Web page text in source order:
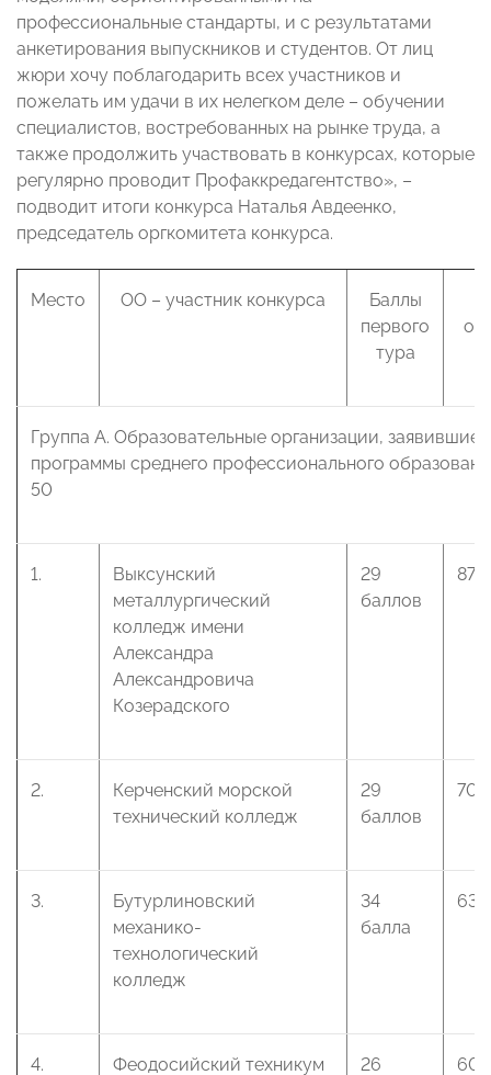
профессиональные стандарты, и с результатами
анкетирования выпускников и студентов. От лиц
жюри хочу поблагодарить всех участников и
пожелать им удачи в их нелегком деле – обучении
специалистов, востребованных на рынке труда, а
также продолжить участвовать в конкурсах, которые
регулярно проводит Профаккредагентство», –
подводит итоги конкурса Наталья Авдеенко,
председатель оргкомитета конкурса.
Место ОО – участник конкурса
Баллы
первого
тура
Группа А. Образовательные организации, заявившие
программы среднего профессионального
50
1.
Выксунский
металлургический
колледж имени
Александра
Александровича
Козерадского
29
баллов
87
2.
Керченский морской
технический колледж
29
баллов
70
3.
Бутурлиновский
механико-
технологический
колледж
34
балла
63
4. Феодосийский техникум 26 60